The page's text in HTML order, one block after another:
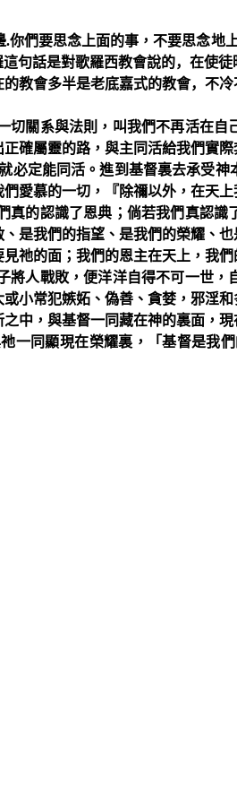
.你們要思念上面的事，不要思念地
這句話是對歌羅西教會說的，在使
教會多半是老底嘉式的教會，不
關系與法則，叫我們不再活在
確屬靈的路，與主同活給我們實
定能同活。進到基督裏去承受
愛慕的一切，『除禰以外，在天
的認識了恩典；倘若我們真認
是我們的指望、是我們的榮耀、
祂的面；我們的恩主在天上，我
人戰敗，便洋洋自得不可一世
小常犯嫉妬、偽善、貪婪，邪淫
中，與基督一同藏在神的裏面，
同顯現在榮耀裏，「基督是我